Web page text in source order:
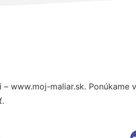
www.moj-maliar.sk.